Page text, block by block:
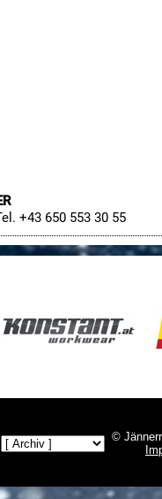
+43 650 553 30 55